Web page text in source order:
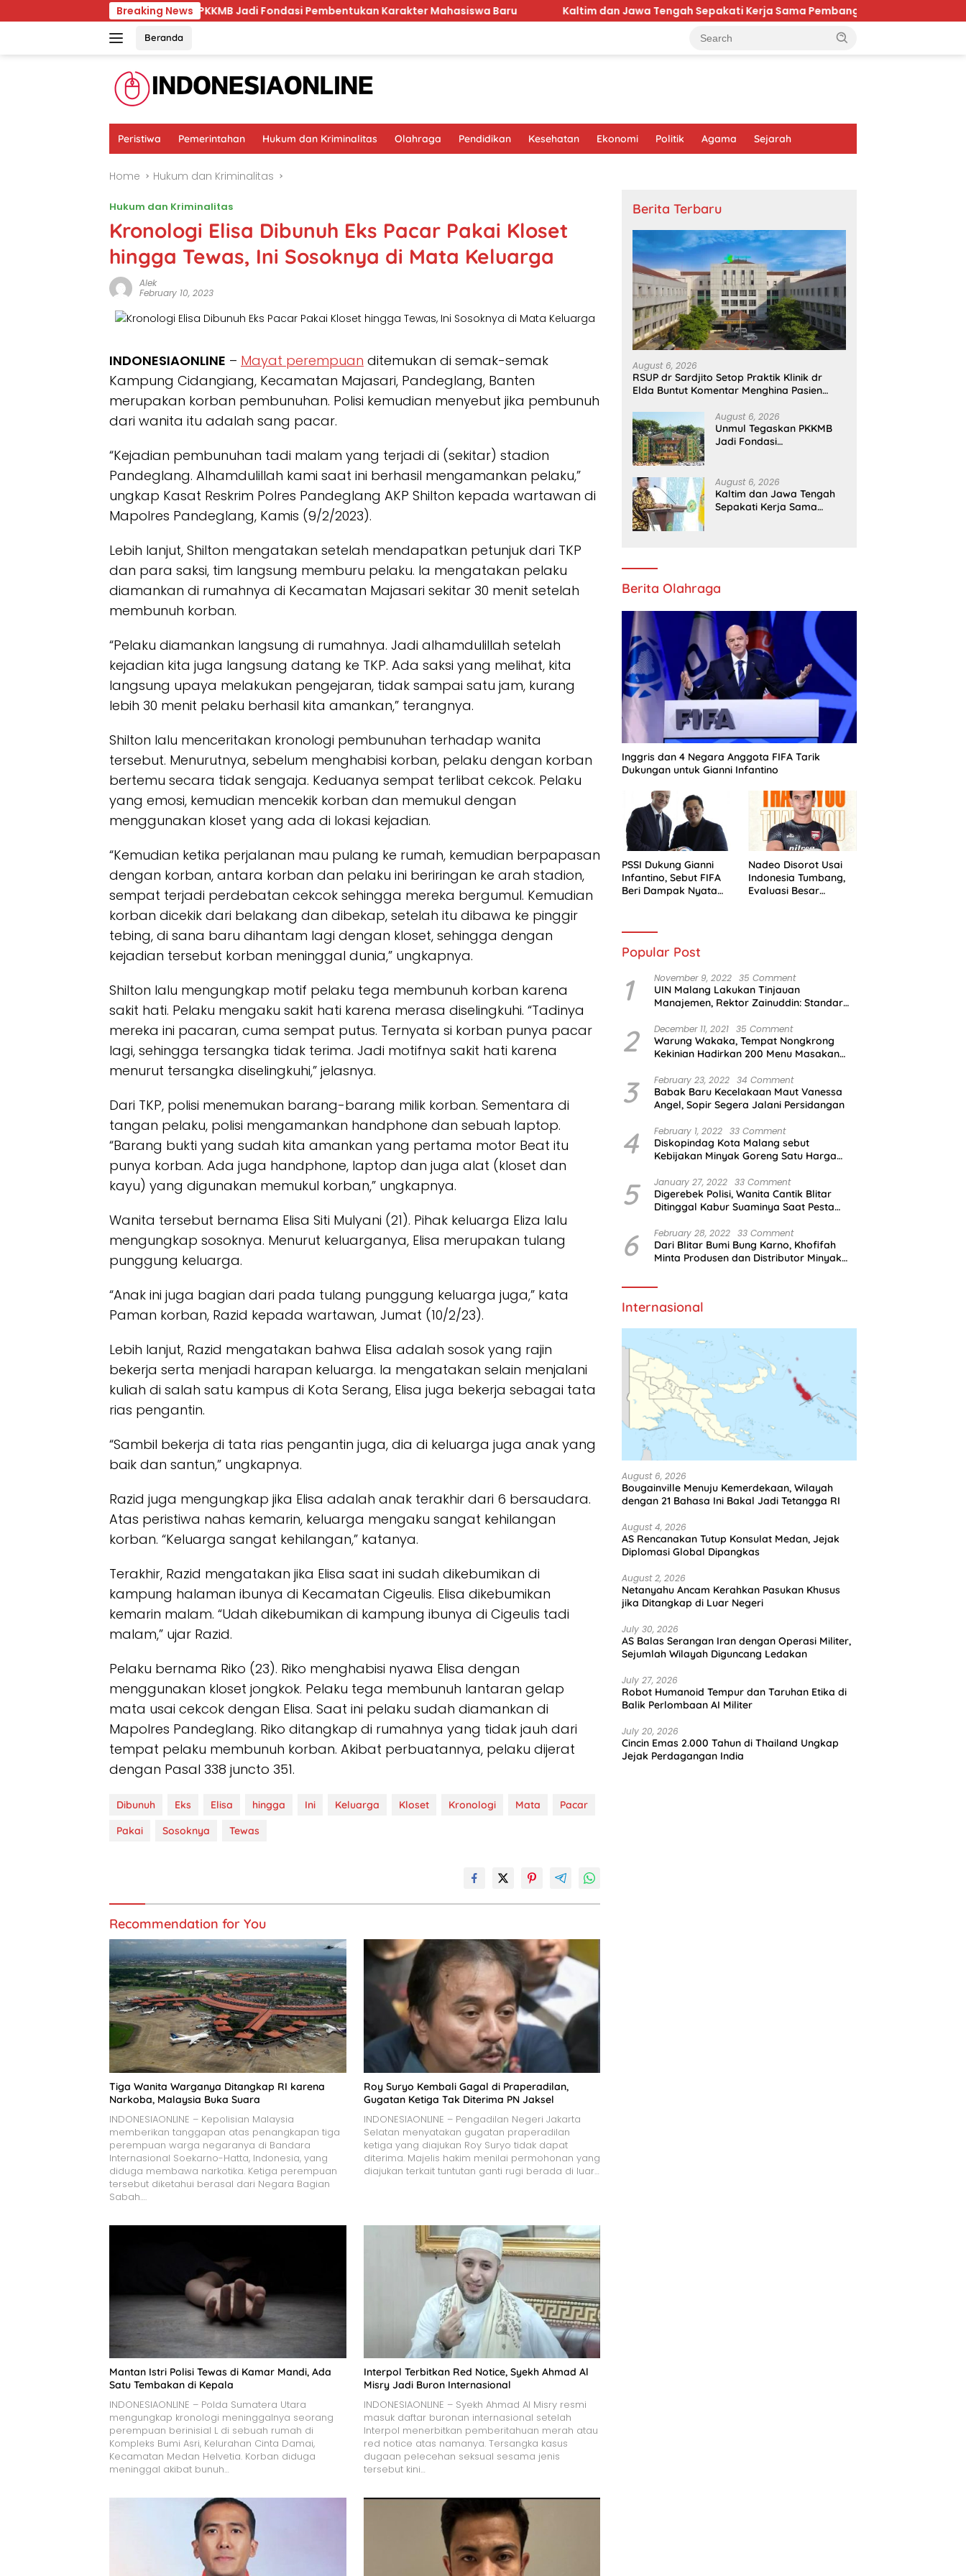
to
Breaking News
Unmul Tegaskan PKKMB Jadi Fondasi Pembentukan Karakter Mahasiswa Baru Kaltim dan Jawa Tengah Sepakati Kerja Sama Pembangunan dan Ekonomi Daerah
Beranda
Peristiwa Pemerintahan Hukum dan Kriminalitas Olahraga Pendidikan Kesehatan Ekonomi Politik Agama Sejarah
Home Hukum dan Kriminalitas
Hukum dan Kriminalitas
Kronologi Elisa Dibunuh Eks Pacar Pakai Kloset
hingga Tewas, Ini Sosoknya di Mata Keluarga
Alek
February 10, 2023
INDONESIAONLINE – Mayat perempuan ditemukan di semak-semak
Kampung Cidangiang, Kecamatan Majasari, Pandeglang, Banten
merupakan korban pembunuhan. Polisi kemudian menyebut jika pembunuh
dari wanita itu adalah sang pacar.
“Kejadian pembunuhan tadi malam yang terjadi di (sekitar) stadion
Pandeglang. Alhamdulillah kami saat ini berhasil mengamankan pelaku,”
ungkap Kasat Reskrim Polres Pandeglang AKP Shilton kepada wartawan di
Mapolres Pandeglang, Kamis (9/2/2023).
Lebih lanjut, Shilton mengatakan setelah mendapatkan petunjuk dari TKP
dan para saksi, tim langsung memburu pelaku. Ia mengatakan pelaku
diamankan di rumahnya di Kecamatan Majasari sekitar 30 menit setelah
membunuh korban.
“Pelaku diamankan langsung di rumahnya. Jadi alhamdulillah setelah
kejadian kita juga langsung datang ke TKP. Ada saksi yang melihat, kita
langsung upaya melakukan pengejaran, tidak sampai satu jam, kurang
lebih 30 menit pelaku berhasil kita amankan,” terangnya.
Shilton lalu menceritakan kronologi pembunuhan terhadap wanita
tersebut. Menurutnya, sebelum menghabisi korban, pelaku dengan korban
bertemu secara tidak sengaja. Keduanya sempat terlibat cekcok. Pelaku
yang emosi, kemudian mencekik korban dan memukul dengan
menggunakan kloset yang ada di lokasi kejadian.
“Kemudian ketika perjalanan mau pulang ke rumah, kemudian berpapasan
dengan korban, antara korban dan pelaku ini beriringan ke arah stadion,
sempat terjadi perdebatan cekcok sehingga mereka bergumul. Kemudian
korban dicekik dari belakang dan dibekap, setelah itu dibawa ke pinggir
tebing, di sana baru dihantam lagi dengan kloset, sehingga dengan
kejadian tersebut korban meninggal dunia,” ungkapnya.
Shilton lalu mengungkap motif pelaku tega membunuh korban karena
sakit hati. Pelaku mengaku sakit hati karena merasa diselingkuhi. “Tadinya
mereka ini pacaran, cuma sempat putus. Ternyata si korban punya pacar
lagi, sehingga tersangka tidak terima. Jadi motifnya sakit hati karena
menurut tersangka diselingkuhi,” jelasnya.
Dari TKP, polisi menemukan barang-barang milik korban. Sementara di
tangan pelaku, polisi mengamankan handphone dan sebuah laptop.
“Barang bukti yang sudah kita amankan yang pertama motor Beat itu
punya korban. Ada juga handphone, laptop dan juga alat (kloset dan
kayu) yang digunakan memukul korban,” ungkapnya.
Wanita tersebut bernama Elisa Siti Mulyani (21). Pihak keluarga Eliza lalu
mengungkap sosoknya. Menurut keluarganya, Elisa merupakan tulang
punggung keluarga.
“Anak ini juga bagian dari pada tulang punggung keluarga juga,” kata
Paman korban, Razid kepada wartawan, Jumat (10/2/23).
Lebih lanjut, Razid mengatakan bahwa Elisa adalah sosok yang rajin
bekerja serta menjadi harapan keluarga. Ia mengatakan selain menjalani
kuliah di salah satu kampus di Kota Serang, Elisa juga bekerja sebagai tata
rias pengantin.
“Sambil bekerja di tata rias pengantin juga, dia di keluarga juga anak yang
baik dan santun,” ungkapnya.
Razid juga mengungkap jika Elisa adalah anak terakhir dari 6 bersaudara.
Atas peristiwa nahas kemarin, keluarga mengaku sangat kehilangan
korban. “Keluarga sangat kehilangan,” katanya.
Terakhir, Razid mengatakan jika Elisa saat ini sudah dikebumikan di
kampung halaman ibunya di Kecamatan Cigeulis. Elisa dikebumikan
kemarin malam. “Udah dikebumikan di kampung ibunya di Cigeulis tadi
malam,” ujar Razid.
Pelaku bernama Riko (23). Riko menghabisi nyawa Elisa dengan
menggunakan kloset jongkok. Pelaku tega membunuh lantaran gelap
mata usai cekcok dengan Elisa. Saat ini pelaku sudah diamankan di
Mapolres Pandeglang. Riko ditangkap di rumahnya yang tidak jauh dari
tempat pelaku membunuh korban. Akibat perbuatannya, pelaku dijerat
dengan Pasal 338 juncto 351.
Dibunuh Eks Elisa hingga Ini Keluarga Kloset Kronologi Mata
Pacar
Pakai
Sosoknya Tewas
Recommendation for You
Tiga Wanita Warganya Ditangkap RI karena
Narkoba, Malaysia Buka Suara
INDONESIAONLINE – Kepolisian Malaysia
memberikan tanggapan atas penangkapan tiga
perempuan warga negaranya di Bandara
Internasional Soekarno-Hatta, Indonesia, yang
diduga membawa narkotika. Ketiga perempuan
tersebut diketahui berasal dari Negara Bagian
Sabah….
Roy Suryo Kembali Gagal di Praperadilan,
Gugatan Ketiga Tak Diterima PN Jaksel
INDONESIAONLINE – Pengadilan Negeri Jakarta
Selatan menyatakan gugatan praperadilan
ketiga yang diajukan Roy Suryo tidak dapat
diterima. Majelis hakim menilai permohonan yang
diajukan terkait tuntutan ganti rugi berada di luar…
Mantan Istri Polisi Tewas di Kamar Mandi, Ada
Satu Tembakan di Kepala
INDONESIAONLINE – Polda Sumatera Utara
mengungkap kronologi meninggalnya seorang
perempuan berinisial L di sebuah rumah di
Kompleks Bumi Asri, Kelurahan Cinta Damai,
Kecamatan Medan Helvetia. Korban diduga
meninggal akibat bunuh…
Interpol Terbitkan Red Notice, Syekh Ahmad Al
Misry Jadi Buron Internasional
INDONESIAONLINE – Syekh Ahmad Al Misry resmi
masuk daftar buronan internasional setelah
Interpol menerbitkan pemberitahuan merah atau
red notice atas namanya. Tersangka kasus
dugaan pelecehan seksual sesama jenis
tersebut kini…
Berita Terbaru
August 6, 2026
RSUP dr Sardjito Setop Praktik Klinik dr
Elda Buntut Komentar Menghina Pasien
August 6, 2026
Unmul Tegaskan PKKMB
Jadi Fondasi
August 6, 2026
Kaltim dan Jawa Tengah
Sepakati Kerja Sama
Berita Olahraga
Inggris dan 4 Negara Anggota FIFA Tarik
Dukungan untuk Gianni Infantino
PSSI Dukung Gianni
Infantino, Sebut FIFA
Beri Dampak Nyata
Nadeo Disorot Usai
Indonesia Tumbang,
Evaluasi Besar
Popular Post
1 November 9, 2022 35 Comment
UIN Malang Lakukan Tinjauan
Manajemen, Rektor Zainuddin: Standar
2 December 11, 2021 35 Comment
Warung Wakaka, Tempat Nongkrong
Kekinian Hadirkan 200 Menu Masakan
3 February 23, 2022 34 Comment
Babak Baru Kecelakaan Maut Vanessa
Angel, Sopir Segera Jalani Persidangan
4 February 1, 2022 33 Comment
Diskopindag Kota Malang sebut
Kebijakan Minyak Goreng Satu Harga
5 January 27, 2022 33 Comment
Digerebek Polisi, Wanita Cantik Blitar
Ditinggal Kabur Suaminya Saat Pesta
6 February 28, 2022 33 Comment
Dari Blitar Bumi Bung Karno, Khofifah
Minta Produsen dan Distributor Minyak
Internasional
August 6, 2026
Bougainville Menuju Kemerdekaan, Wilayah
dengan 21 Bahasa Ini Bakal Jadi Tetangga RI
August 4, 2026
AS Rencanakan Tutup Konsulat Medan, Jejak
Diplomasi Global Dipangkas
August 2, 2026
Netanyahu Ancam Kerahkan Pasukan Khusus
jika Ditangkap di Luar Negeri
July 30, 2026
AS Balas Serangan Iran dengan Operasi Militer,
Sejumlah Wilayah Diguncang Ledakan
July 27, 2026
Robot Humanoid Tempur dan Taruhan Etika di
Balik Perlombaan AI Militer
July 20, 2026
Cincin Emas 2.000 Tahun di Thailand Ungkap
Jejak Perdagangan India